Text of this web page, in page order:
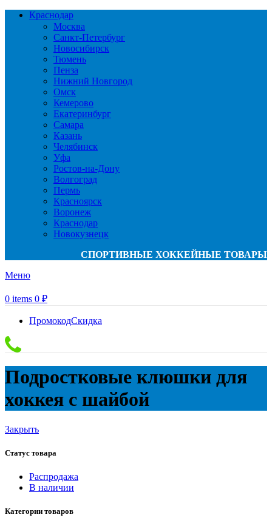
Краснодар
Москва
Санкт-Петербург
Новосибирск
Тюмень
Пенза
Нижний Новгород
Омск
Кемерово
Екатеринбург
Самара
Казань
Челябинск
Уфа
Ростов-на-Дону
Волгоград
Пермь
Красноярск
Воронеж
Краснодар
Новокузнецк
СПОРТИВНЫЕ ХОККЕЙНЫЕ ТОВАРЫ
Меню
0 items 0 ₽
ПромокодСкидка
Подростковые клюшки для
хоккея с шайбой
Закрыть
Статус товара
Распродажа
В наличии
Категории товаров